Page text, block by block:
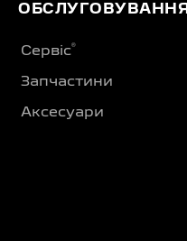
ОБСЛУГОВУВАННЯ
Сервіс®
Запчастини
Аксесуари